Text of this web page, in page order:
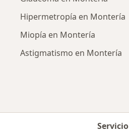
Hipermetropía en Montería
Miopía en Montería
Astigmatismo en Montería
Servicio